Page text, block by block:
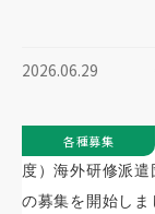
2026.06.29
各種募集